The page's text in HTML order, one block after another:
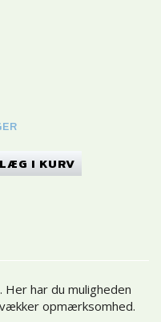
LÆG I KURV
Her har du muligheden
opmærksomhed.